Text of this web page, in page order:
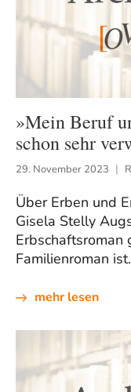
»Mein Beruf
schon sehr
29. November 2023
Über Erben und
Gisela Stelly
Erbschaftsroman
Familienroman ist.
mehr lesen